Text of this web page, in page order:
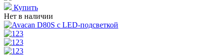
Купить
Нет в наличии